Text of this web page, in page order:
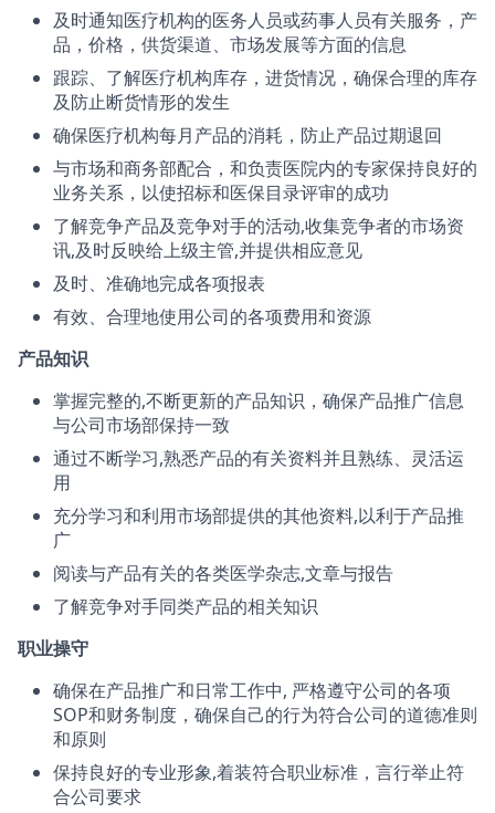
及时通知医疗机构的医务人员或药事人员有关服务，产
品，价格，供货渠道、市场发展等方面的信息
跟踪、了解医疗机构库存，进货情况，确保合理的库存
及防止断货情形的发生
确保医疗机构每月产品的消耗，防止产品过期退回
与市场和商务部配合，和负责医院内的专家保持良好的
业务关系，以使招标和医保目录评审的成功
了解竞争产品及竞争对手的活动,收集竞争者的市场资
讯,及时反映给上级主管,并提供相应意见
及时、准确地完成各项报表
有效、合理地使用公司的各项费用和资源
产品知识
掌握完整的,不断更新的产品知识，确保产品推广信息
与公司市场部保持一致
通过不断学习,熟悉产品的有关资料并且熟练、灵活运
用
充分学习和利用市场部提供的其他资料,以利于产品推
广
阅读与产品有关的各类医学杂志,文章与报告
了解竞争对手同类产品的相关知识
职业操守
确保在产品推广和日常工作中, 严格遵守公司的各项
SOP和财务制度，确保自己的行为符合公司的道德准则
和原则
保持良好的专业形象,着装符合职业标准，言行举止符
合公司要求